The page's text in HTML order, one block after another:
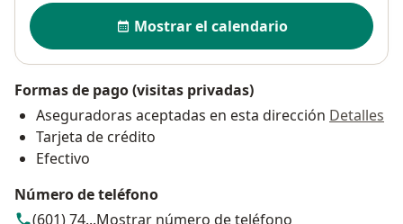
Disponibilidad
Mostrar el calendario
Formas de pago (visitas privadas)
Aseguradoras aceptadas en esta dirección Detalles
Tarjeta de crédito
Efectivo
Número de teléfono
(601) 74...Mostrar número de teléfono